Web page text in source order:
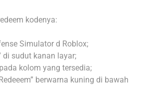
kodenya:
Simulator d Roblox;
di sudut kanan layar;
kolom yang tersedia;
berwarna kuning di bawah